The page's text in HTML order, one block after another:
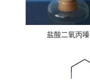
盐酸二氧丙嗪